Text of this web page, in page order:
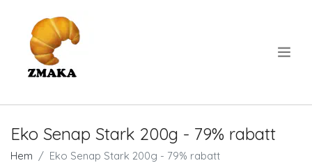
Eko Senap Stark 200g - 79% rabatt
Hem Eko Senap Stark 200g - 79% rabatt